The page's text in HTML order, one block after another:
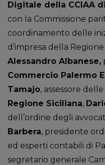
Digitale della CCIAA
con la Commissione
coordinamento delle
d’impresa della
Alessandro Albanese,
Commercio Palermo
Tamajo, assessore
Regione Siciliana,
dell’ordine degli
Barbera, presidente
ed esperti contabili di
segretario generale